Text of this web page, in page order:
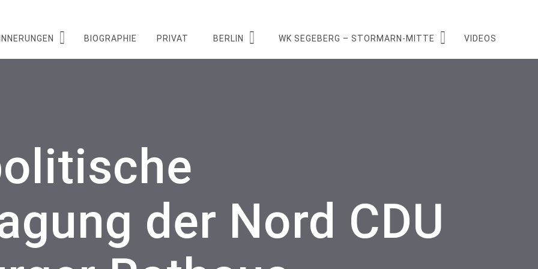
BIOGRAPHIE PRIVAT BERLIN WK SEGEBERG – STORMARN-MITTE VIDEOS
der Nord CDU